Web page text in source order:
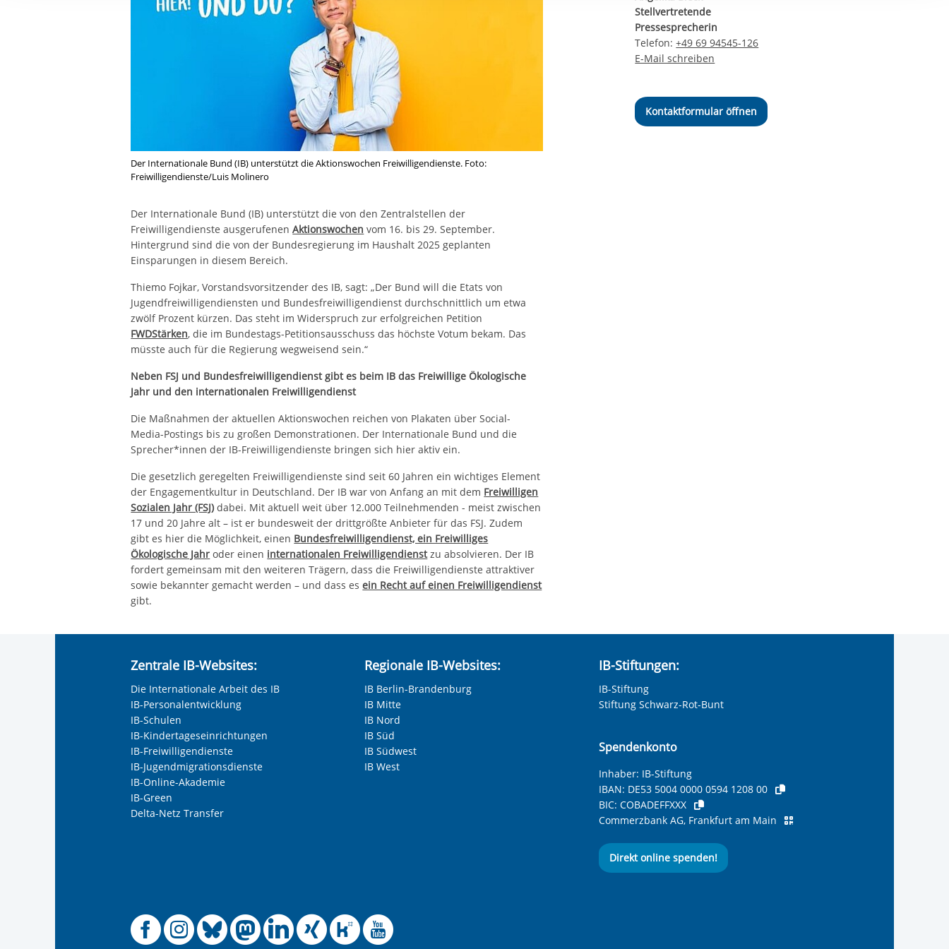
Ihre etwaige Einwilligung erstreckt sich nicht auf notwendige Cookies, die erforderlich zur Bereitstellung
der von Ihnen aufgerufenen und somit gewünschten Website-Funktionen sind. Diese Cookies setzen wir
aufgrund berechtigter Interessen und daher unabhängig von einer Einwilligung.
Der Internationale Bund (IB) unterstützt die Aktionswochen Freiwilligendienste. Foto:
Freiwilligendienste/Luis Molinero
Der Internationale Bund (IB) unterstützt die von den Zentralstellen der
Freiwilligendienste ausgerufenenAktionswochen vom 16. bis 29. September.
Hintergrund sind die von der Bundesregierung im Haushalt 2025 geplanten
Einsparungen in diesem Bereich.
Thiemo Fojkar, Vorstandsvorsitzender des IB, sagt: „Der Bund will die Etats von
Jugendfreiwilligendiensten und Bundesfreiwilligendienst durchschnittlich um etwa
zwölf Prozent kürzen. Das steht im Widerspruch zur erfolgreichen Petition
FWDStärken, die im Bundestags-Petitionsausschuss das höchste Votum bekam. Das
müsste auch für die Regierung wegweisend sein.“
Neben FSJ und Bundesfreiwilligendienst gibt es beim IB das Freiwillige Ökologische
Jahr und den internationalen Freiwilligendienst
Die Maßnahmen der aktuellen Aktionswochen reichen von Plakaten über Social-
Media-Postings bis zu großen Demonstrationen. Der Internationale Bund und die
Sprecher*innen der IB-Freiwilligendienste bringen sich hier aktiv ein.
Die gesetzlich geregelten Freiwilligendienste sind seit 60 Jahren ein wichtiges Element
der Engagementkultur in Deutschland. Der IB war von Anfang an mit dem Freiwilligen
Sozialen Jahr (FSJ) dabei. Mit aktuell weit über 12.000 Teilnehmenden - meist zwischen
17 und 20 Jahre alt – ist er bundesweit der drittgrößte Anbieter für das FSJ. Zudem
gibt es hier die Möglichkeit, einen Bundesfreiwilligendienst, ein Freiwilliges
Ökologische Jahr oder einen internationalen Freiwilligendienstzu absolvieren. Der IB
fordert gemeinsam mit den weiteren Trägern, dass die Freiwilligendienste attraktiver
sowie bekannter gemacht werden – und dass esein Recht auf einen Freiwilligendienst
gibt.
Stellvertretende
Pressesprecherin
Telefon:+49 69 94545-126
E-Mail schreiben
Kontaktformular öffnen
Zentrale IB-Websites:
Die Internationale Arbeit des IB
IB-Personalentwicklung
IB-Schulen
IB-Kindertageseinrichtungen
IB-Freiwilligendienste
IB-Jugendmigrationsdienste
IB-Online-Akademie
IB-Green
Delta-Netz Transfer
Regionale IB-Websites:
IB Berlin-Brandenburg
IB Mitte
IB Nord
IB Süd
IB Südwest
IB West
IB-Stiftungen:
IB-Stiftung
Stiftung Schwarz-Rot-Bunt
Spendenkonto
Inhaber: IB-Stiftung
IBAN: DE53 5004 0000 0594 1208 00
BIC: COBADEFFXXX
Commerzbank AG, Frankfurt am Main
Direkt online spenden!
Offizielle Facebook-Seite des Internationalen Bund
Offizielle Instagram-Seite des Internationalen Bund
Offizielle BlueSky-Seite des Internationalen Bund
Offizielle Mastodon-Seite des Internationalen
Offizielle LinkedIn-Seite des Internationalen
Offizielle Xing-Seite des Internationalen
Offizielle Kununu-Seite des